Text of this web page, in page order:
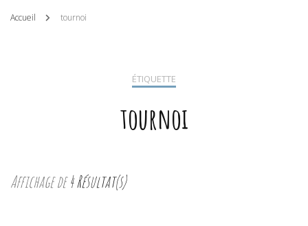
Accueil tournoi
ÉTIQUETTE
tournoi
Affichage de4 Résultat(s)